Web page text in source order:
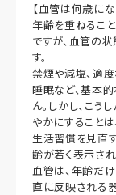
【血管は何歳にな
年齢を重ねるこ
ですが、血管の
す。
禁煙や減塩、適
睡眠など、基本
ん。しかし、こ
やかにすることは
生活習慣を見直
齢が若く表示され
血管は、年齢だ
直に反映される